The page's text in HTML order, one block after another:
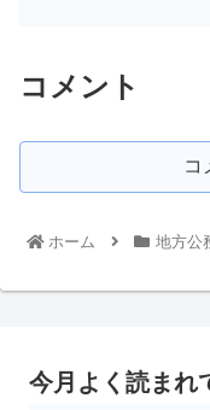
コメント
コ
ホーム 地方公
今月よく読まれ